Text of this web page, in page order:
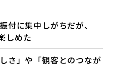
付に集中しがちだが、
しめた
さ」や「観客とのつなが